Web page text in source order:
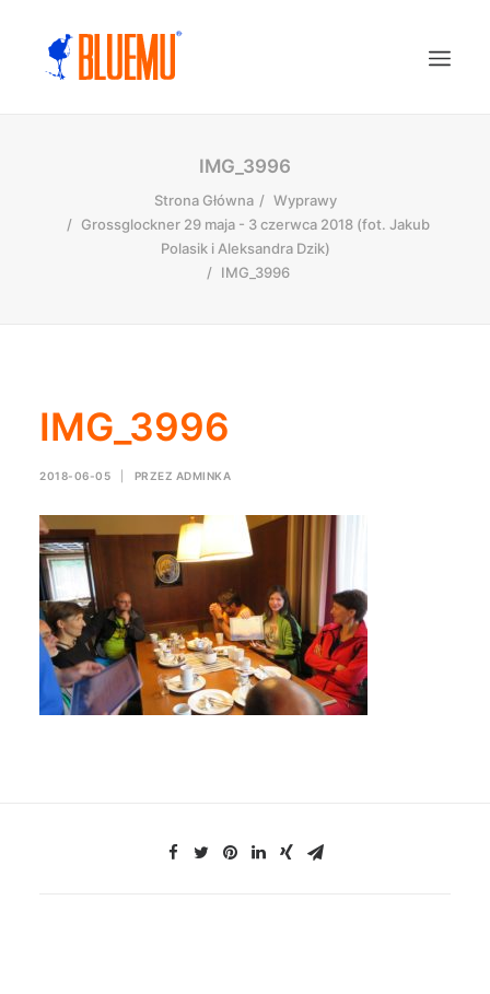
IMG_3996
Strona Główna
Wyprawy
Grossglockner 29 maja - 3 czerwca 2018 (fot. Jakub
Polasik i Aleksandra Dzik)
IMG_3996
IMG_3996
2018-06-05 PRZEZ ADMINKA